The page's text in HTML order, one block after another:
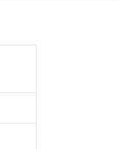
Compliance